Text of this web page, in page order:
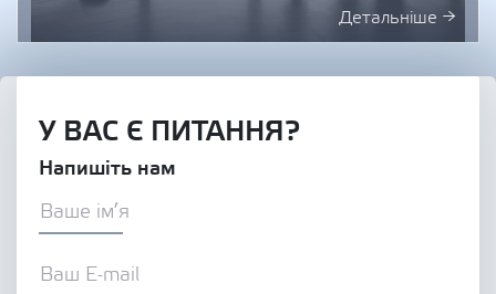
Детальніше →
У ВАС Є ПИТАННЯ?
Напишіть нам